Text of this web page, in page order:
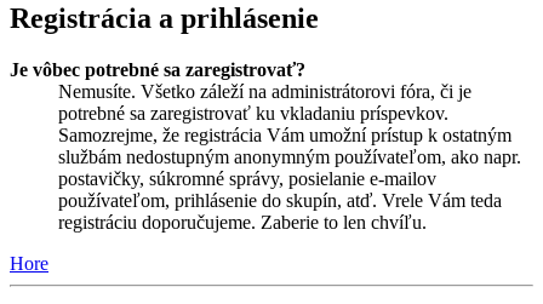
Registrácia a prihlásenie
Je vôbec potrebné sa zaregistrovať?
Nemusíte. Všetko záleží na administrátorovi fóra, či je
potrebné sa zaregistrovať ku vkladaniu príspevkov.
Samozrejme, že registrácia Vám umožní prístup k ostatným
službám nedostupným anonymným používateľom, ako napr.
postavičky, súkromné správy, posielanie e-mailov
používateľom, prihlásenie do skupín, atď. Vrele Vám teda
registráciu doporučujeme. Zaberie to len chvíľu.
Hore